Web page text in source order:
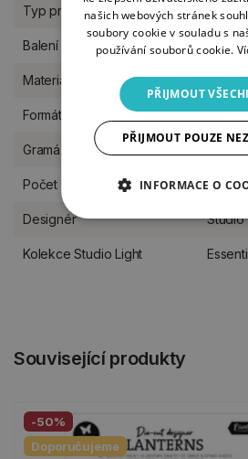
Typ produktu
Balení sada
Materiál vellum
Formát A5
Gramáž
Počet listů 24 listů
Designér Studio
Kolekce Studio Light
Související produkty
-50%
Doporučujeme
našich webových stránek
soubory cookie v souladu s
používání souborů cookie.
PŘIJMOUT
PŘIJMOUT POUZE
INFORMACE O